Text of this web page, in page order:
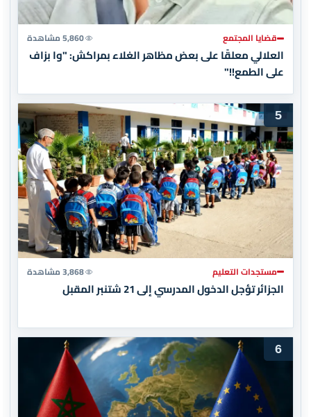
قضايا المجتمع 5,860 مشاهدة
العلالي معلقًا على بعض مظاهر الغلاء بمراكش: "وا بزاف
على الطمع!!"
5
مستجدات التعليم 3,868 مشاهدة
الجزائر تؤجل الدخول المدرسي إلى 21 شتنبر المقبل
6